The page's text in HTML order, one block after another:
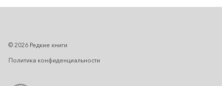
© 2026 Редкие книги
Политика конфиденциальности